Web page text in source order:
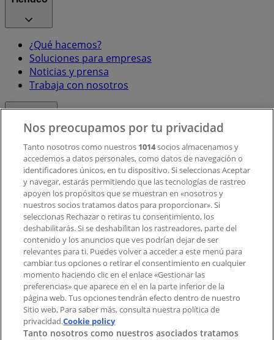
¿Qué hacemos?
Soluciones para empresas
Noticias y prensa
Trabaja con nosotros
Contacto comercial y de marketing
Tienda mal colocada en el mapa
Notificar un folleto
¿Encontraste un problema en la web o en la
aplicación?
Índices
Marcas
Marcas locales
Negocios
Negocios cercanos
Nos preocupamos por tu privacidad
Tanto nosotros como nuestros 1014socios almacenamos y
accedemos a datos personales, como datos de navegación o
identificadores únicos, en tu dispositivo. Si seleccionas Aceptar
y navegar, estarás permitiendo que las tecnologías de rastreo
apoyen los propósitos que se muestran en «nosotros y
nuestros socios tratamos datos para proporcionar». Si
seleccionas Rechazar o retiras tu consentimiento, los
deshabilitarás. Si se deshabilitan los rastreadores, parte del
contenido y los anuncios que ves podrían dejar de ser
relevantes para ti. Puedes volver a acceder a este menú para
cambiar tus opciones o retirar el consentimiento en cualquier
momento haciendo clic en el enlace «Gestionar las
preferencias» que aparece en el en la parte inferior de la
página web. Tus opciones tendrán efecto dentro de nuestro
Sitio web. Para saber más, consulta nuestra política de
privacidad.Cookie policy
Tanto nosotros como nuestros asociados tratamos